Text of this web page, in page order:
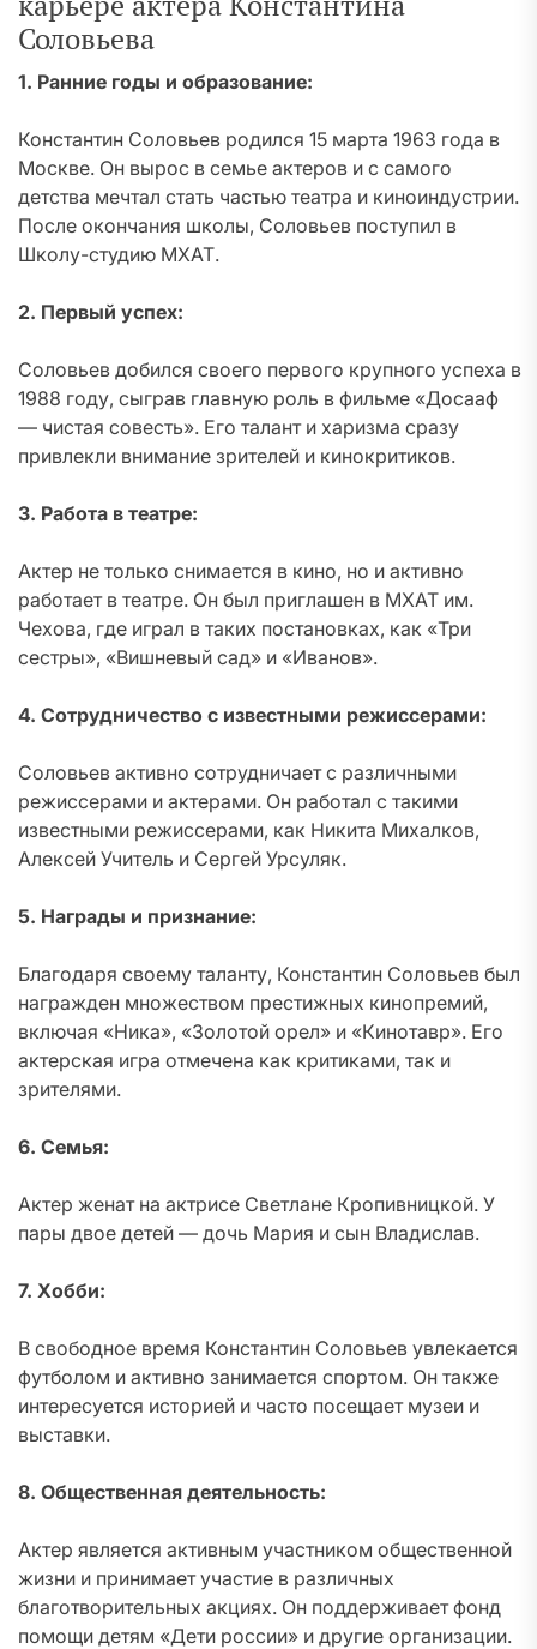
Соловьева
1. Ранние годы и образование:
Константин Соловьев родился 15 марта 1963 года в
Москве. Он вырос в семье актеров и с самого
детства мечтал стать частью театра и киноиндустрии.
После окончания школы, Соловьев поступил в
Школу-студию МХАТ.
2. Первый успех:
Соловьев добился своего первого крупного успеха в
1988 году, сыграв главную роль в фильме «Досааф
— чистая совесть». Его талант и харизма сразу
привлекли внимание зрителей и кинокритиков.
3. Работа в театре:
Актер не только снимается в кино, но и активно
работает в театре. Он был приглашен в МХАТ им.
Чехова, где играл в таких постановках, как «Три
сестры», «Вишневый сад» и «Иванов».
4. Сотрудничество с известными режиссерами:
Соловьев активно сотрудничает с различными
режиссерами и актерами. Он работал с такими
известными режиссерами, как Никита Михалков,
Алексей Учитель и Сергей Урсуляк.
5. Награды и признание:
Благодаря своему таланту, Константин Соловьев был
награжден множеством престижных кинопремий,
включая «Ника», «Золотой орел» и «Кинотавр». Его
актерская игра отмечена как критиками, так и
зрителями.
6. Семья:
Актер женат на актрисе Светлане Кропивницкой. У
пары двое детей — дочь Мария и сын Владислав.
7. Хобби:
В свободное время Константин Соловьев увлекается
футболом и активно занимается спортом. Он также
интересуется историей и часто посещает музеи и
выставки.
8. Общественная деятельность:
Актер является активным участником общественной
жизни и принимает участие в различных
благотворительных акциях. Он поддерживает фонд
помощи детям «Дети россии» и другие организации.